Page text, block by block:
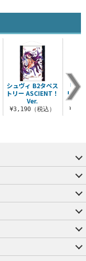
シュヴィ B2タペス
トリー ASCIENT！
Ver.
¥3,190（税込）
「白
リー